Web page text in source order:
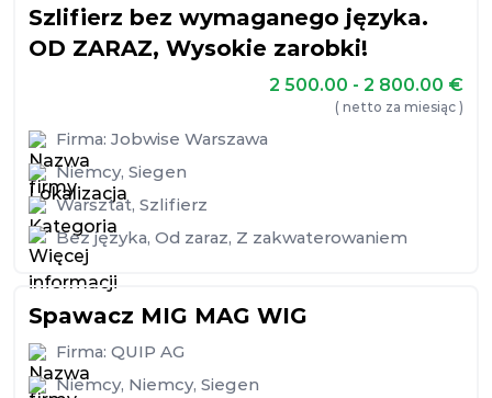
Szlifierz bez wymaganego języka.
OD ZARAZ, Wysokie zarobki!
2 500.00 - 2 800.00 €
( netto za miesiąc )
Firma: Jobwise Warszawa
Niemcy, Siegen
Warsztat, Szlifierz
Bez języka, Od zaraz, Z zakwaterowaniem
Spawacz MIG MAG WIG
Firma: QUIP AG
Niemcy, Niemcy, Siegen